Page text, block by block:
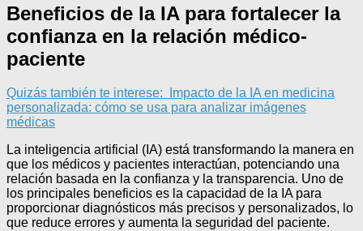
Beneficios de la IA para fortalecer la
confianza en la relación médico-
paciente
Quizás también te interese:
Impacto de la IA en medicina
personalizada: cómo se usa para analizar imágenes
médicas
La inteligencia artificial (IA) está transformando la manera en
que los médicos y pacientes interactúan, potenciando una
relación basada en la confianza y la transparencia. Uno de
los principales beneficios es la capacidad de la IA para
proporcionar diagnósticos más precisos y personalizados, lo
que reduce errores y aumenta la seguridad del paciente.